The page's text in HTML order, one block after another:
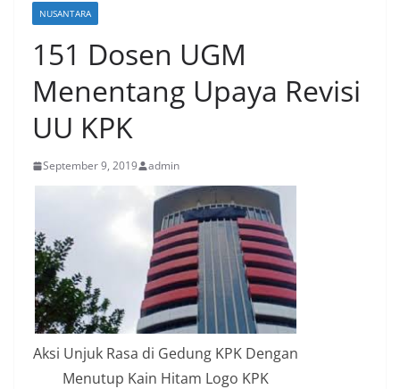
NUSANTARA
151 Dosen UGM
Menentang Upaya Revisi
UU KPK
September 9, 2019 admin
Aksi Unjuk Rasa di Gedung KPK Dengan
Menutup Kain Hitam Logo KPK